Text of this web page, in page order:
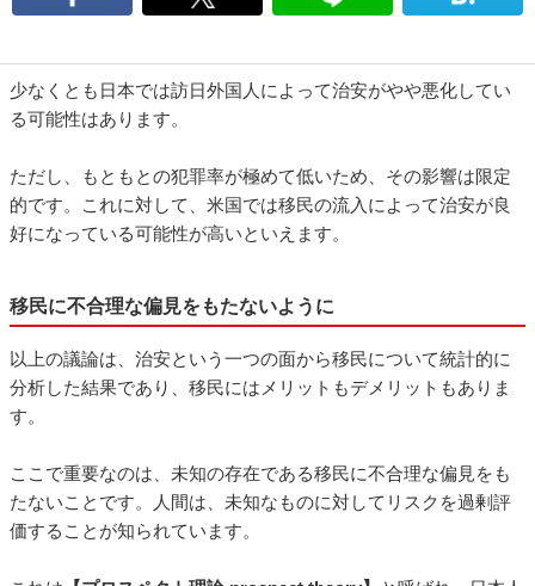
少なくとも日本では訪日外国人によって治安がやや悪化してい
る可能性はあります。
ただし、もともとの犯罪率が極めて低いため、その影響は限定
的です。これに対して、米国では移民の流入によって治安が良
好になっている可能性が高いといえます。
移民に不合理な偏見をもたないように
以上の議論は、治安という一つの面から移民について統計的に
分析した結果であり、移民にはメリットもデメリットもありま
す。
ここで重要なのは、未知の存在である移民に不合理な偏見をも
たないことです。人間は、未知なものに対してリスクを過剰評
価することが知られています。